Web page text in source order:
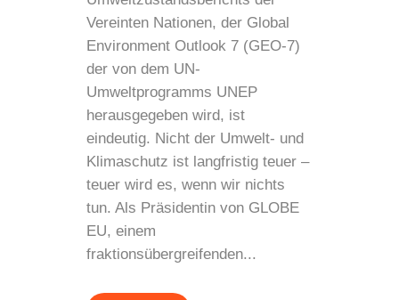
Vereinten Nationen, der Global
Environment Outlook 7 (GEO-7)
der von dem UN-
Umweltprogramms UNEP
herausgegeben wird, ist
eindeutig. Nicht der Umwelt- und
Klimaschutz ist langfristig teuer –
teuer wird es, wenn wir nichts
tun. Als Präsidentin von GLOBE
EU, einem
fraktionsübergreifenden...